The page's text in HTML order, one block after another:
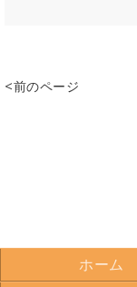
<前のページ
ホーム